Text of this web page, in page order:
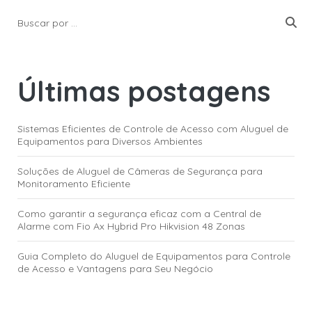
Últimas postagens
Sistemas Eficientes de Controle de Acesso com Aluguel de
Equipamentos para Diversos Ambientes
Soluções de Aluguel de Câmeras de Segurança para
Monitoramento Eficiente
Como garantir a segurança eficaz com a Central de
Alarme com Fio Ax Hybrid Pro Hikvision 48 Zonas
Guia Completo do Aluguel de Equipamentos para Controle
de Acesso e Vantagens para Seu Negócio